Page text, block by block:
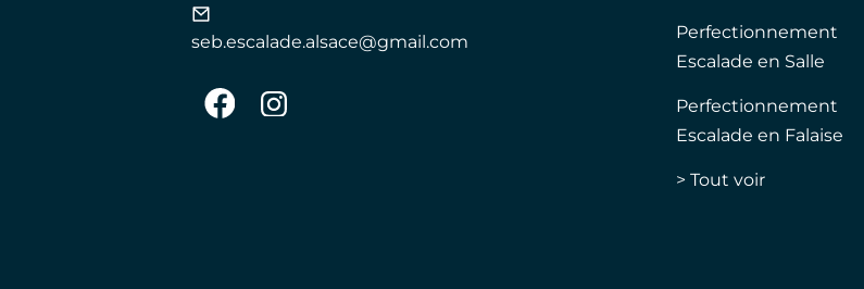
seb.escalade.alsace@gmail.com
Perfectionnement
Escalade en Salle
Perfectionnement
Escalade en Falaise
> Tout voir